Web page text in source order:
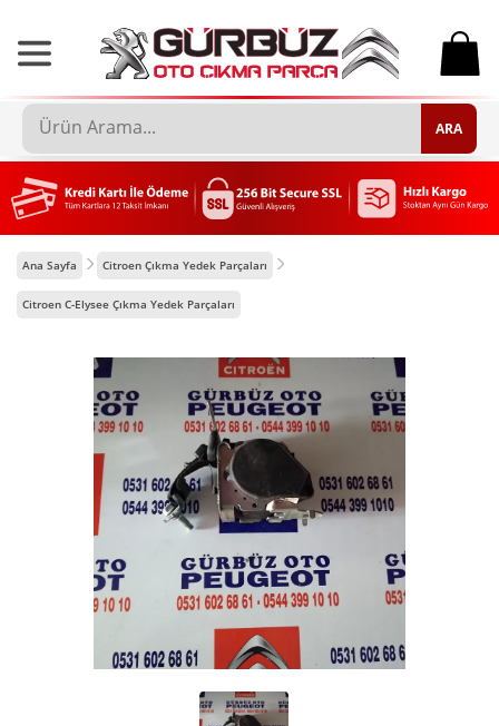
0
ARA
Ana Sayfa Citroen Çıkma Yedek Parçaları
Citroen C-Elysee Çıkma Yedek Parçaları